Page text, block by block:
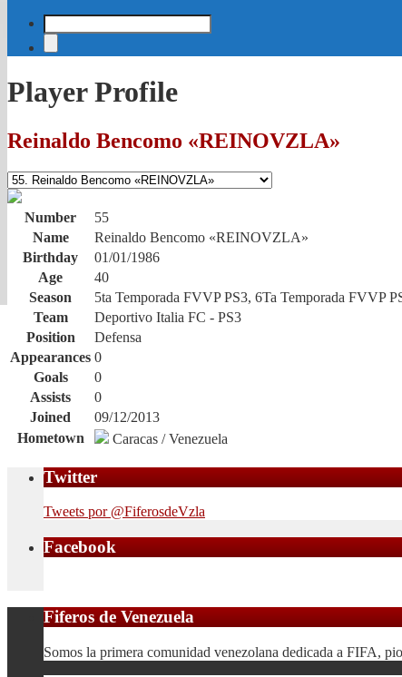
Player Profile
Reinaldo Bencomo «REINOVZLA»
Number
55
Name
Reinaldo Bencomo «REINOVZLA»
Birthday
01/01/1986
Age
40
Season
5ta Temporada FVVP PS3, 6Ta Temporada FVVP
Team
Deportivo Italia FC - PS3
Position
Defensa
Appearances 0
Goals
0
Assists
0
Joined
09/12/2013
Hometown
Caracas / Venezuela
Twitter
Tweets por @FiferosdeVzla
Facebook
Fiferos de Venezuela
Somos la primera comunidad venezolana dedicada a FIFA,